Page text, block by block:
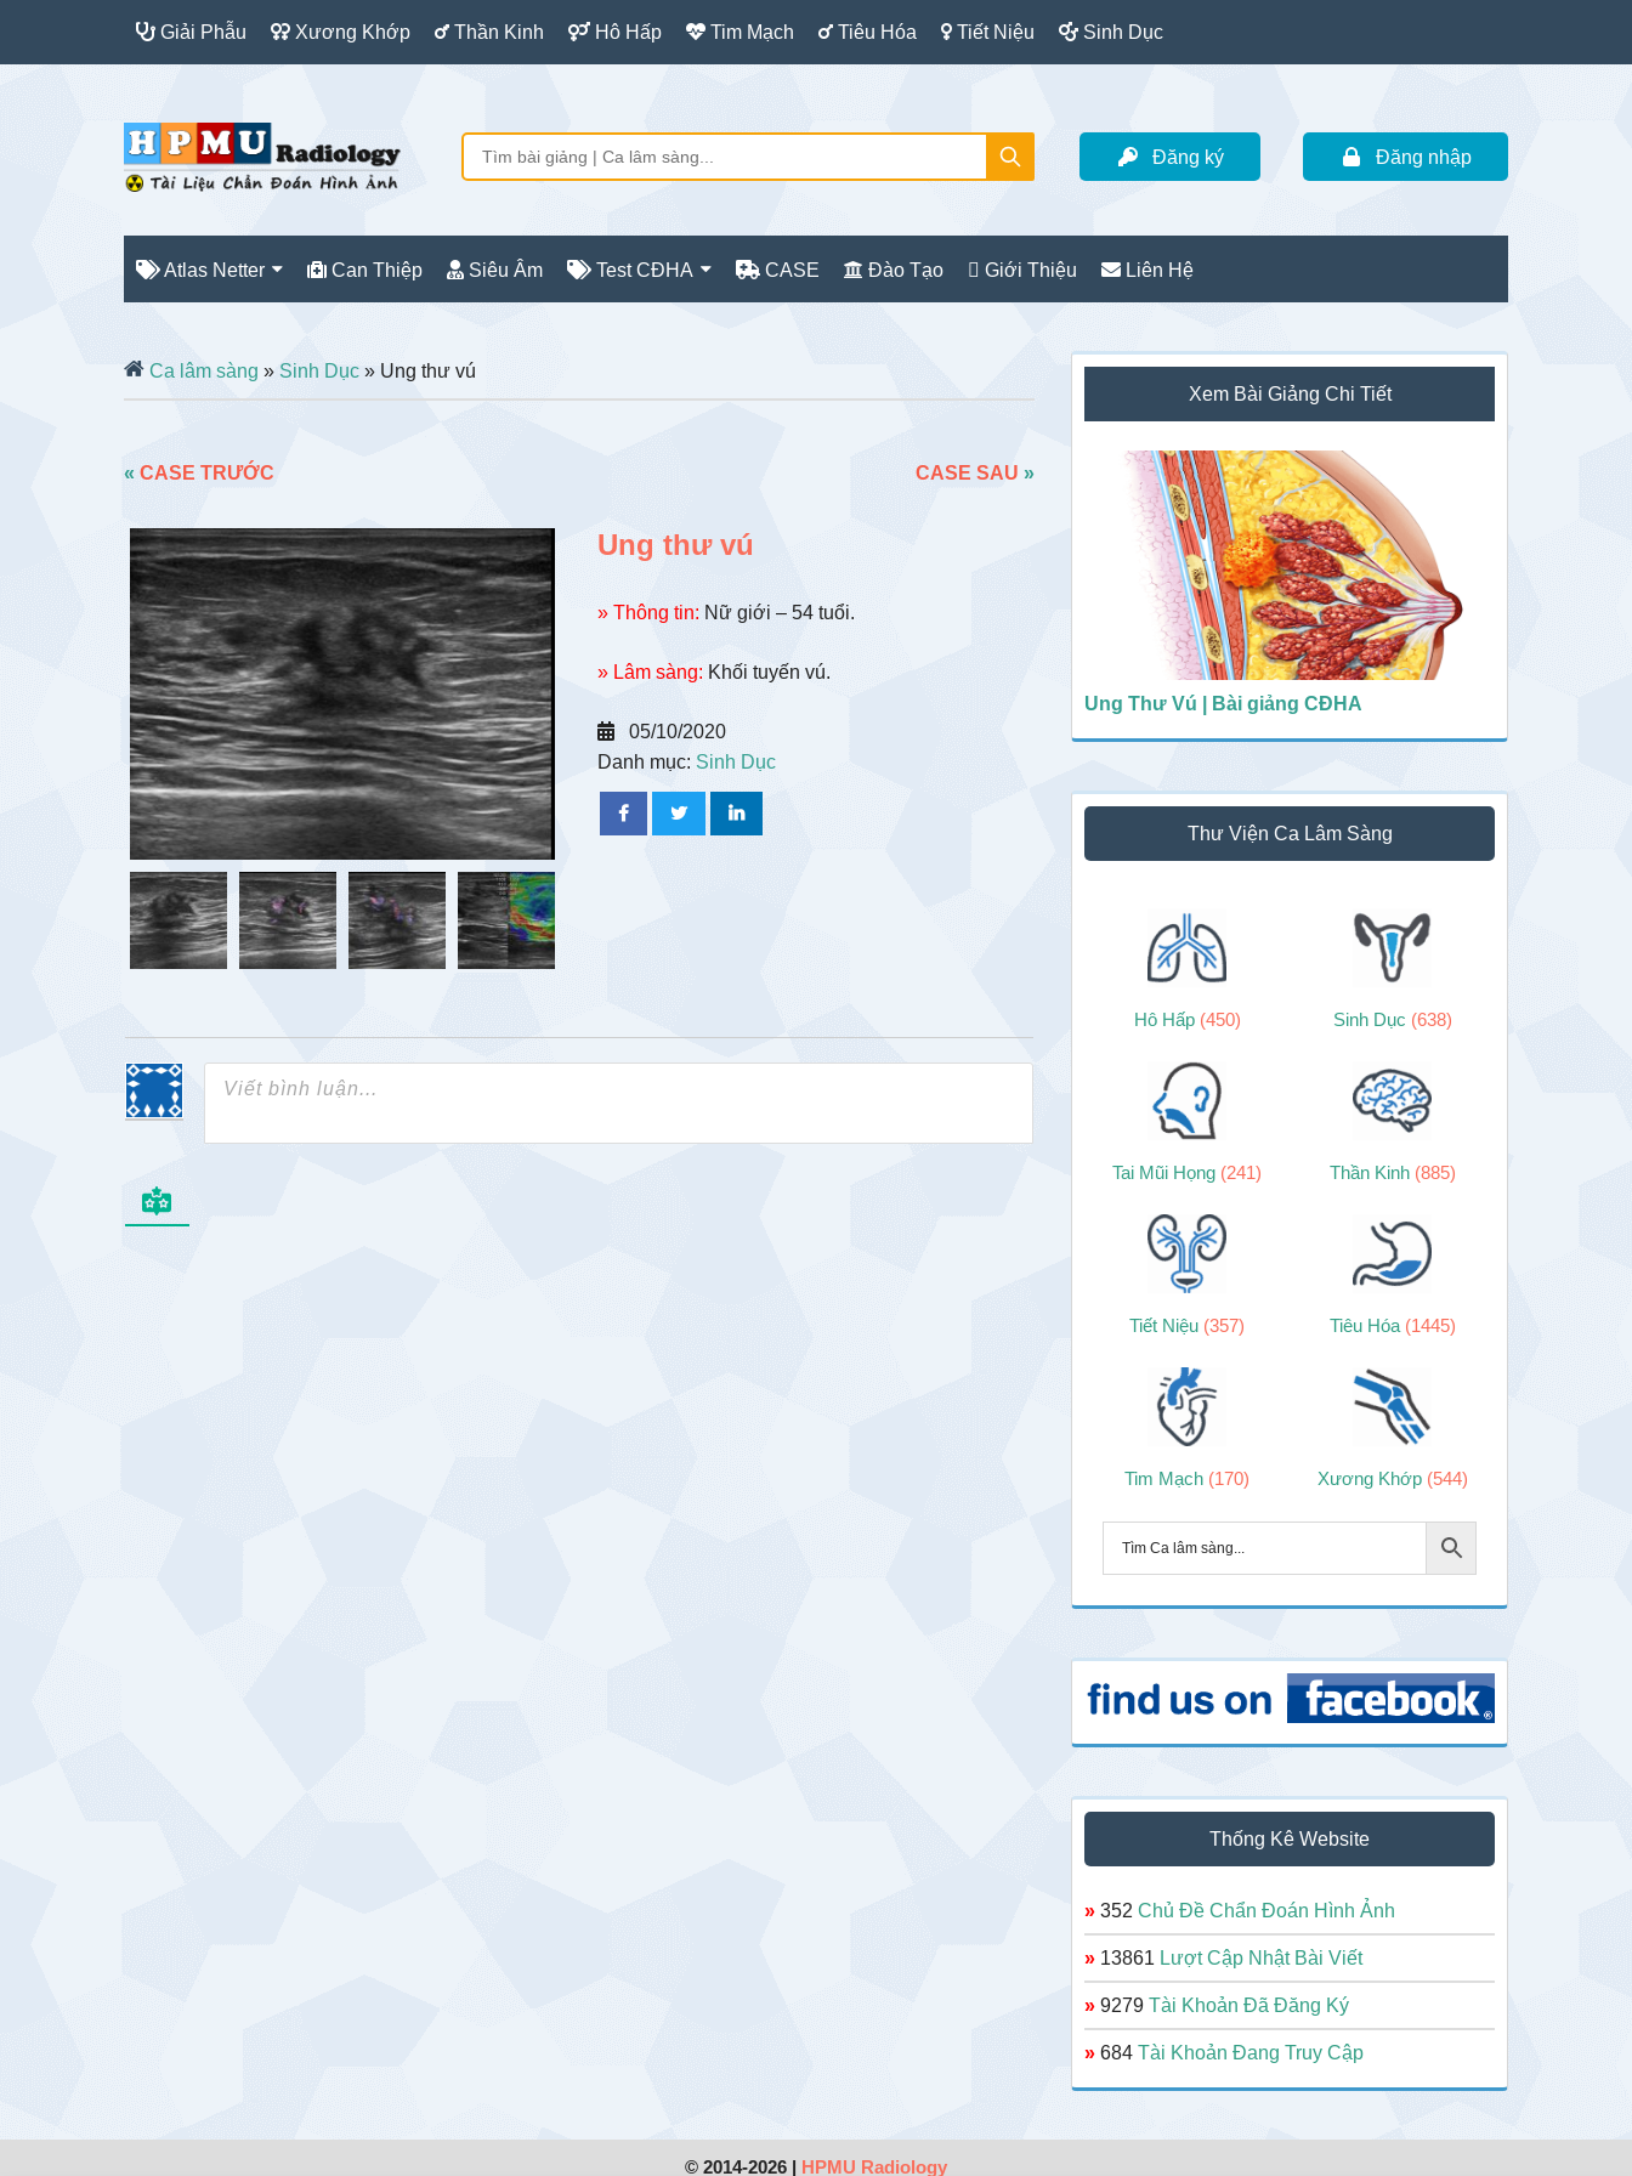
Giải Phẫu Xương Khớp Thần Kinh Hô Hấp Tim Mạch Tiêu Hóa Tiết Niệu Sinh Dục
Đăng ký Đăng nhập
Atlas Netter Can Thiệp Siêu Âm Test CĐHA CASE Đào Tạo Giới Thiệu Liên Hệ
Ca lâm sàng » Sinh Dục » Ung thư vú
« CASE TRƯỚC CASE SAU »
Ung thư vú
» Thông tin: Nữ giới – 54 tuổi.
» Lâm sàng: Khối tuyến vú.
05/10/2020
Danh mục: Sinh Dục
Sidebar
chính
Xem Bài Giảng Chi Tiết
Ung Thư Vú | Bài giảng CĐHA
Thư Viện Ca Lâm Sàng
Hô Hấp (450) Sinh Dục (638)
Tai Mũi Họng (241) Thần Kinh (885)
Tiết Niệu (357) Tiêu Hóa (1445)
Tim Mạch (170) Xương Khớp (544)
Thống Kê Website
» 352 Chủ Đề Chẩn Đoán Hình Ảnh
» 13861 Lượt Cập Nhật Bài Viết
» 9279 Tài Khoản Đã Đăng Ký
» 684 Tài Khoản Đang Truy Cập
© 2014-2026 | HPMU Radiology